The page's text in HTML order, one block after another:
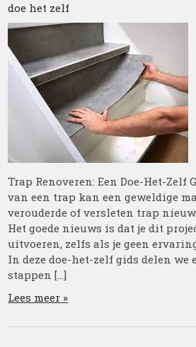
doe het zelf
Trap Renoveren: Een Doe-Het-Zelf
van een trap kan een geweldige
verouderde of versleten trap
Het goede nieuws is dat je dit
uitvoeren, zelfs als je geen
In deze doe-het-zelf gids delen we
stappen […]
Lees meer »